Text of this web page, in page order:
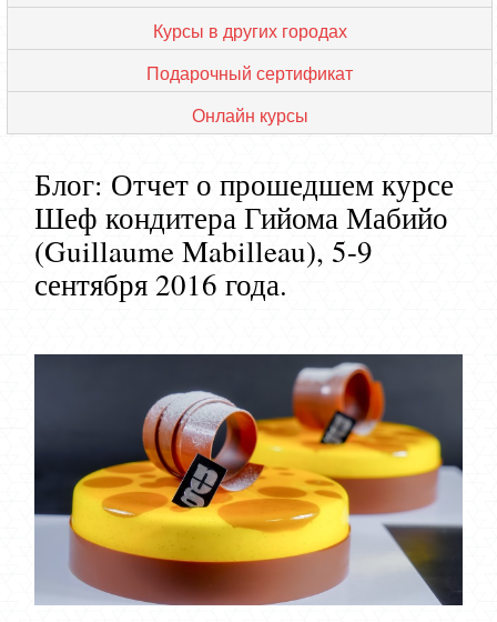
Курсы в других городах
Подарочный сертификат
Онлайн курсы
Блог: Отчет о прошедшем курсе
Шеф кондитера Гийома Мабийо
(Guillaume Mabilleau), 5-9
сентября 2016 года.